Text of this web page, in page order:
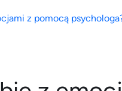
z pomocą